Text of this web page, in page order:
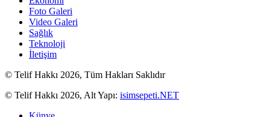
Foto Galeri
Video Galeri
Sağlık
Teknoloji
İletişim
© Telif Hakkı 2026, Tüm Hakları Saklıdır
© Telif Hakkı 2026, Alt Yapı: isimsepeti.NET